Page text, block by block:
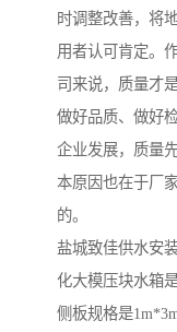
时调整改善，将
用者认可肯定。
司来说，质量才
做好品质、做好
企业发展，质量
本原因也在于厂
的。
盐城致佳供水安
化大模压块水箱
侧板规格是